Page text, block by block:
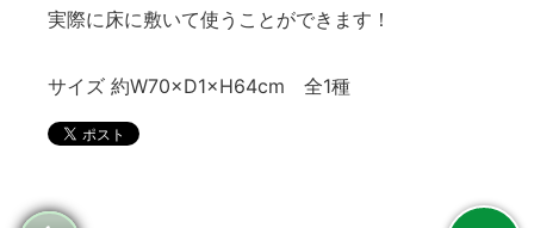
実際に床に敷いて使うことができます！
サイズ 約W70×D1×H64cm 全1種